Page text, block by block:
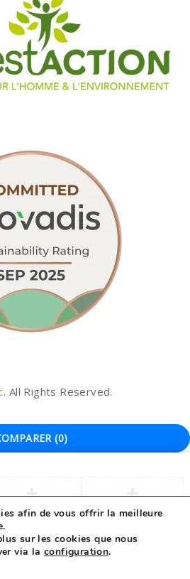
. All Rights Reserved.
afin de vous offrir la meilleure
sur les cookies que nous
via la configuration.
(0)
COMPARER
all products